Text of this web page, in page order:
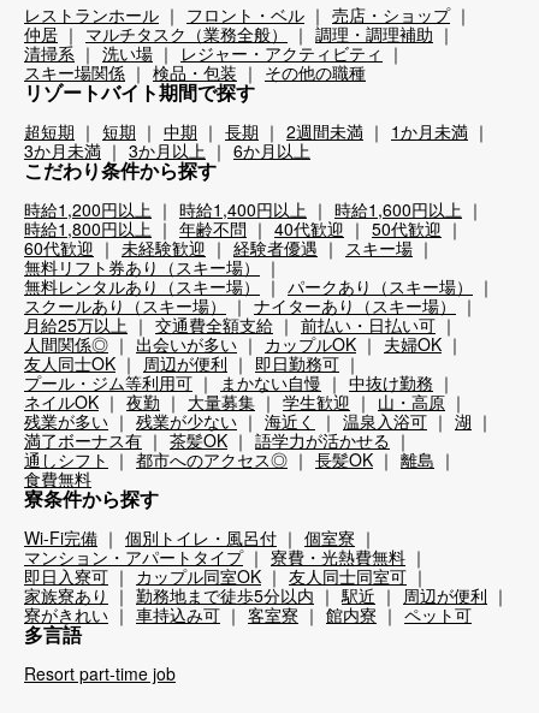
レストランホール フロント・ベル
売店・ショップ
仲居
マルチタスク（業務全般）
調理・調理補助
清掃系
洗い場
レジャー・アクティビティ
スキー場関係
検品・包装 その他の職種
リゾートバイト期間で探す
超短期 短期 中期 長期 2週間未満
1か月未満
3か月未満
3か月以上 6か月以上
こだわり条件から探す
時給1,200円以上 時給1,400円以上
時給1,600円以上
時給1,800円以上
年齢不問 40代歓迎
50代歓迎
60代歓迎
未経験歓迎 経験者優遇
スキー場
無料リフト券あり（スキー場）
無料レンタルあり（スキー場）
パークあり（スキー場）
スクールあり（スキー場）
ナイターあり（スキー場）
月給25万以上
交通費全額支給
前払い・日払い可
人間関係◎
出会いが多い カップルOK
夫婦OK
友人同士OK
周辺が便利
即日勤務可
プール・ジム等利用可
まかない自慢
中抜け勤務
ネイルOK
夜勤 大量募集 学生歓迎
山・高原
残業が多い
残業が少ない 海近く 温泉入浴可
湖
満了ボーナス有
茶髪OK
語学力が活かせる
通しシフト
都市へのアクセス◎ 長髪OK
離島
食費無料
寮条件から探す
Wi-Fi完備 個別トイレ・風呂付
個室寮
マンション・アパートタイプ
寮費・光熱費無料
即日入寮可
カップル同室OK
友人同士同室可
家族寮あり
勤務地まで徒歩5分以内 駅近
周辺が便利
寮がきれい
車持込み可 客室寮 館内寮 ペット可
多言語
Resort part-time job